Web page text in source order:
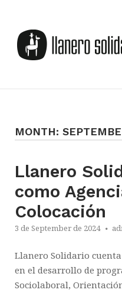
content
MONTH:
Llanero
como
Colocación
3 de September de 2024
Llanero Solidario
en el desarrollo de
Sociolaboral,